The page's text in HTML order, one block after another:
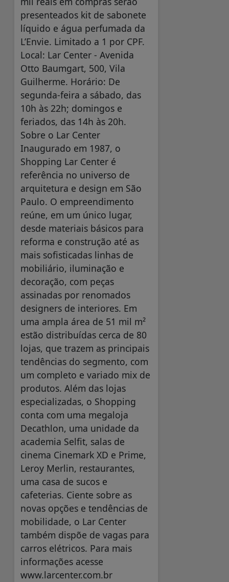
presenteados kit de sabonete
líquido e água perfumada da
L’Envie. Limitado a 1 por CPF.
Local: Lar Center - Avenida
Otto Baumgart, 500, Vila
Guilherme. Horário: De
segunda-feira a sábado, das
10h às 22h; domingos e
feriados, das 14h às 20h.
Sobre o Lar Center
Inaugurado em 1987, o
Shopping Lar Center é
referência no universo de
arquitetura e design em São
Paulo. O empreendimento
reúne, em um único lugar,
desde materiais básicos para
reforma e construção até as
mais sofisticadas linhas de
mobiliário, iluminação e
decoração, com peças
assinadas por renomados
designers de interiores. Em
uma ampla área de 51 mil m²
estão distribuídas cerca de 80
lojas, que trazem as principais
tendências do segmento, com
um completo e variado mix de
produtos. Além das lojas
especializadas, o Shopping
conta com uma megaloja
Decathlon, uma unidade da
academia Selfit, salas de
cinema Cinemark XD e Prime,
Leroy Merlin, restaurantes,
uma casa de sucos e
cafeterias. Ciente sobre as
novas opções e tendências de
mobilidade, o Lar Center
também dispõe de vagas para
carros elétricos. Para mais
informações acesse
www.larcenter.com.br